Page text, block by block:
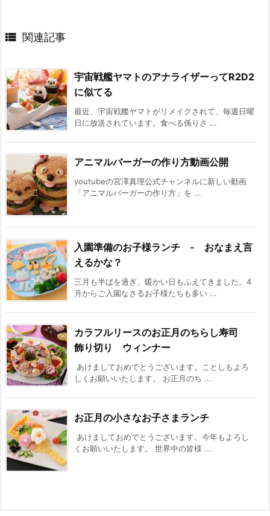
 関連記事
宇宙戦艦ヤマトのアナライザーってR2D2
に似てる
最近、宇宙戦艦ヤマトがリメイクされて、毎週日曜
日に放送されています。食べる係りさ ...
アニマルバーガーの作り方動画公開
youtubeの宮澤真理公式チャンネルに新しい動画
「アニマルバーガーの作り方」を ...
入園準備のお子様ランチ - おなまえ言
えるかな？
三月も半ばを過ぎ、暖かい日もふえてきました。4
月からご入園なさるお子様たちも多い ...
カラフルリースのお正月のちらし寿司
飾り切り ウィンナー
あけましておめでとうございます。ことしもよろ
しくお願いいたします。 お正月のち ...
お正月の小さなお子さまランチ
あけましておめでとうございます。今年もよろし
くお願いいたします。 世界中の皆様 ...